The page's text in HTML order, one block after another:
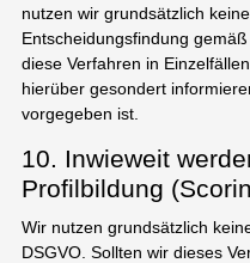
nutzen wir grundsätzlich
Entscheidungsfindung
diese Verfahren in
hierüber gesondert
vorgegeben ist.
10. Inwieweit
Profilbildung
Wir nutzen grundsätzlich
DSGVO. Sollten wir dieses